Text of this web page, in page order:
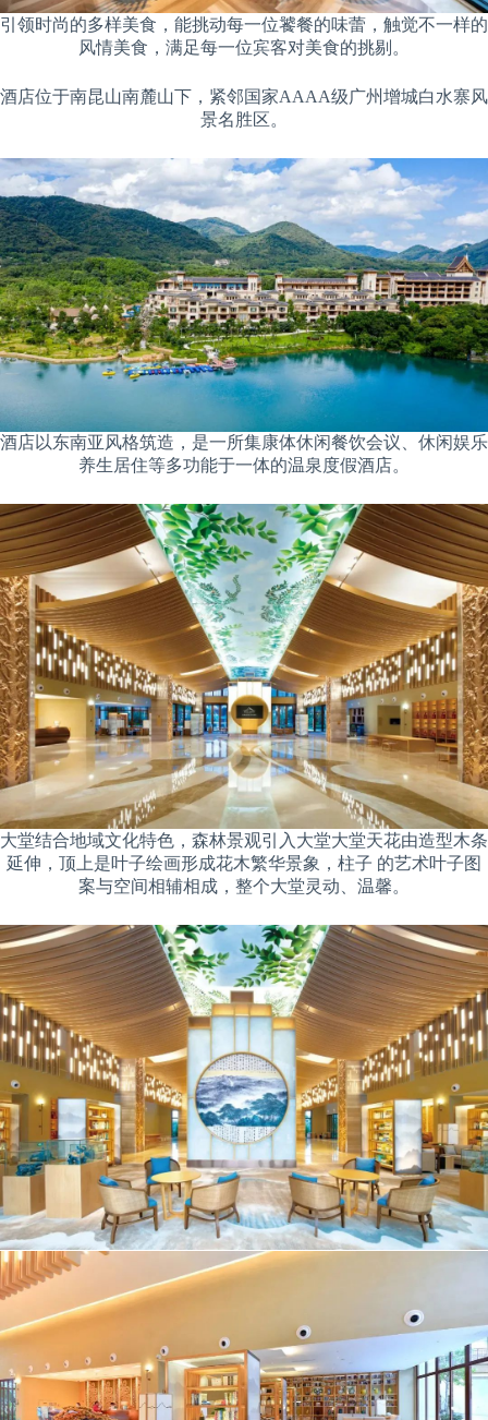
引领时尚的多样美食，能挑动每一位饕餐的味蕾，触觉不一样的
风情美食，满足每一位宾客对美食的挑剔。
酒店位于南昆山南麓山下，紧邻国家AAAA级广州增城白水寨风
景名胜区。
酒店以东南亚风格筑造，是一所集康体休闲餐饮会议、休闲娱乐
养生居住等多功能于一体的温泉度假酒店。
大堂结合地域文化特色，森林景观引入大堂大堂天花由造型木条
延伸，顶上是叶子绘画形成花木繁华景象，柱子 的艺术叶子图
案与空间相辅相成，整个大堂灵动、温馨。